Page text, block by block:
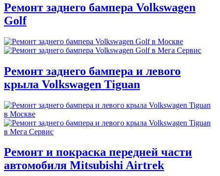
Ремонт заднего бампера Volkswagen
Golf
Ремонт заднего бампера и левого
крыла Volkswagen Tiguan
Ремонт и покраска передней части
автомобиля Mitsubishi Airtrek